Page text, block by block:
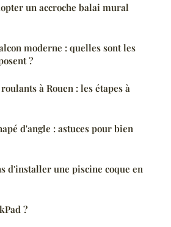
un accroche balai mural
moderne : quelles sont les
?
à Rouen : les étapes à
d'angle : astuces pour bien
d'installer une piscine coque en
?